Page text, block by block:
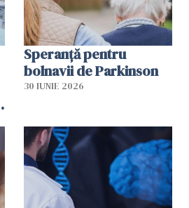
Speranță pentru
bolnavii de Parkinson
30 IUNIE 2026